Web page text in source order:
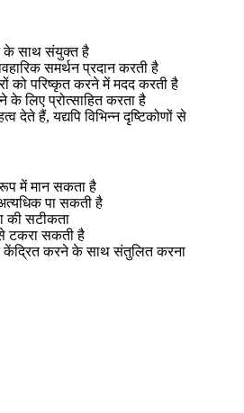
के साथ संयुक्त है
समर्थन प्रदान करती है
को परिष्कृत करने में मदद करती है
लिए प्रोत्साहित करता है
देते हैं, यद्यपि विभिन्न दृष्टिकोणों से
में मान सकता है
पा सकती है
की सटीकता
टकरा सकती है
केंद्रित करने के साथ संतुलित करना